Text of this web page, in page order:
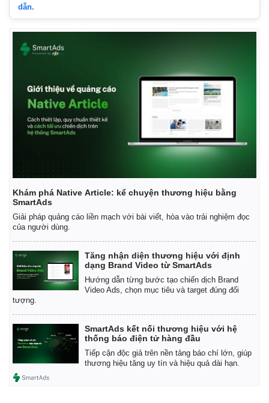
dẫn.
Khám phá Native Article: kể chuyện thương hiệu bằng
SmartAds
Giải pháp quảng cáo liền mạch với bài viết, hòa vào trải nghiệm đọc
của người dùng.
Tăng nhận diện thương hiệu với định
dạng Brand Video từ SmartAds
Hướng dẫn từng bước tạo chiến dịch Brand
Video Ads, chọn mục tiêu và target đúng đối
tượng.
SmartAds kết nối thương hiệu với hệ
thống báo điện tử hàng đầu
Tiếp cận độc giả trên nền tảng báo chí lớn, giúp
thương hiệu tăng uy tín và hiệu quả dài hạn.